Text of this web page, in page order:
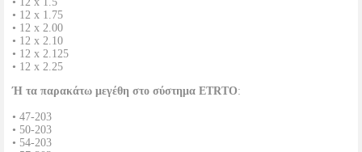
• 12 x 1.75
• 12 x 2.00
• 12 x 2.10
• 12 x 2.125
• 12 x 2.25
Ή τα παρακάτω μεγέθη στο σύστημα ETRTO:
• 47-203
• 50-203
• 54-203